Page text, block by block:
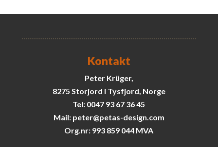
Kontakt
Peter Krüger,
8275 Storjord i Tysfjord, Norge
Tel: 0047 93 67 36 45
Mail: peter@petas-design.com
Org.nr: 993 859 044 MVA